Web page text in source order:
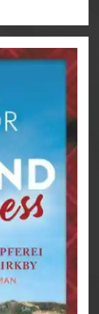
Kirkby. Doch
ist, in
Louise noch
♥♥♥
und
werden!
für Kirkby